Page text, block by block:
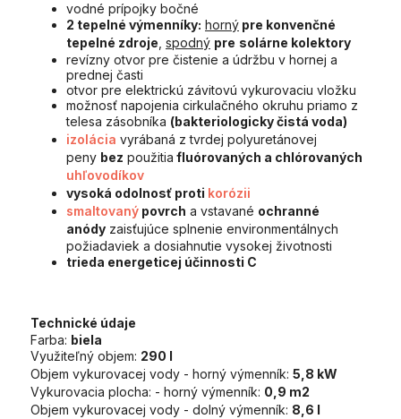
vodné prípojky bočné
2 tepelné výmenníky: horný pre konvenčné
tepelné zdroje spodný pre solárne kolektory
revízny otvor pre čistenie a údržbu v hornej a
prednej časti
otvor pre elektrickú závitovú vykurovaciu vložku
možnosť napojenia cirkulačného okruhu priamo z
telesa zásobníka (bakteriologicky čistá voda)
izolácia vyrábaná z tvrdej polyuretánovej
peny bez použitia fluórovaných a chlórovaných
uhľovodíkov
vysoká odolnosť proti korózii
smaltovaný povrch a vstavané ochranné
anódy zaisťujúce splnenie environmentálnych
požiadaviek a dosiahnutie vysokej životnosti
trieda energeticej účinnosti C
Technické údaje
Farba: biela
Využiteľný objem: 290 l
Objem vykurovacej vody - horný výmenník: 5,8 kW
Vykurovacia plocha: - horný výmenník: 0,9 m2
Objem vykurovacej vody - dolný výmenník: 8,6 l